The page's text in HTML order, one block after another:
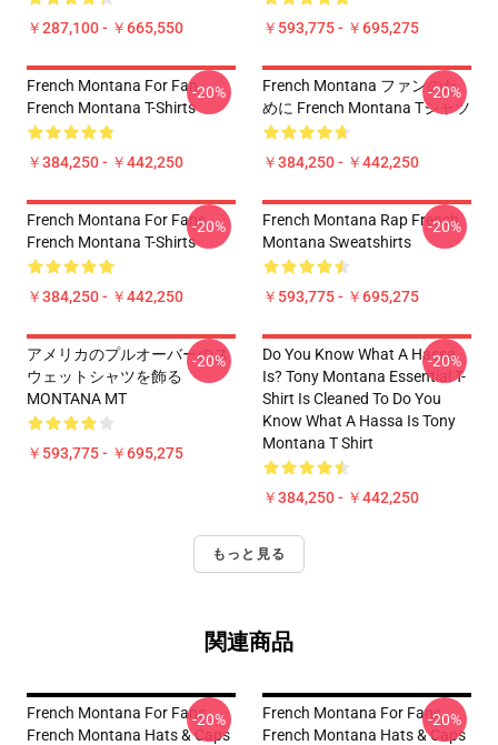
￥287,100 - ￥665,550 ￥593,775 - ￥695,275
French Montana For Fan
French Montana T-Shirts
￥384,250 - ￥442,250
-20%
French Montana ファンのた
めに French Montana Tシャツ
￥384,250 - ￥442,250
-20%
French Montana For Fans
French Montana T-Shirts
￥384,250 - ￥442,250
-20%
French Montana Rap French
Montana Sweatshirts
￥593,775 - ￥695,275
-20%
アメリカのプルオーバーのス
ウェットシャツを飾る
MONTANA MT
￥593,775 - ￥695,275
-20%
Do You Know What A Hassa
Is? Tony Montana Essential T-
Shirt Is Cleaned To Do You
Know What A Hassa Is Tony
Montana T Shirt
￥384,250 - ￥442,250
-20%
もっと見る
関連商品
French Montana For Fans
French Montana Hats & Caps
-20%
French Montana For Fans
French Montana Hats & Caps
-20%